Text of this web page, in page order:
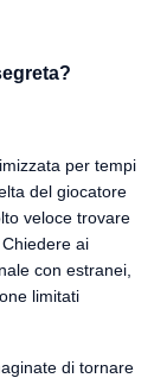
per tempi
del giocatore
veloce trovare
ai
con estranei,
limitati
di tornare